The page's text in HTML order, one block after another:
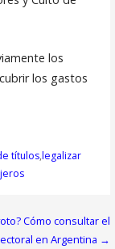
los
los gastos
títulos,legalizar
Cómo consultar el
en Argentina →